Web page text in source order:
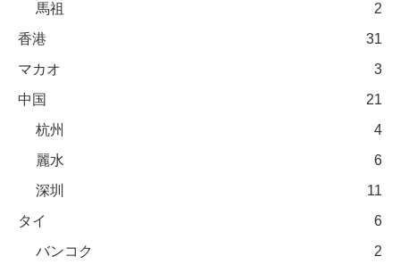
馬祖
2
香港
31
マカオ
3
中国
21
杭州
4
麗水
6
深圳
11
タイ
6
バンコク
2